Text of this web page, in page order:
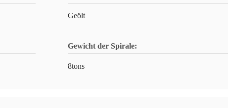
Geölt
Gewicht der Spirale:
8tons